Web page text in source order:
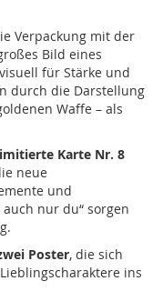
Verpackung mit der
Bild eines
für Stärke und
durch die Darstellung
Waffe – als
Karte Nr. 8
neue
und
nur du“ sorgen
Poster, die sich
ins